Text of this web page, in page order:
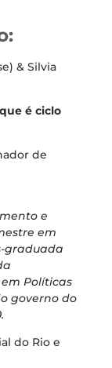
& Silvia
é ciclo
de
e
em
graduada
Políticas
governo do
do Rio e